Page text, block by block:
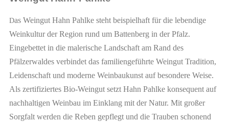
Das Weingut Hahn Pahlke steht beispielhaft für die lebendige
Weinkultur der Region rund um Battenberg in der Pfalz.
Eingebettet in die malerische Landschaft am Rand des
Pfälzerwaldes verbindet das familiengeführte Weingut Tradition,
Leidenschaft und moderne Weinbaukunst auf besondere Weise.
Als zertifiziertes Bio-Weingut setzt Hahn Pahlke konsequent auf
nachhaltigen Weinbau im Einklang mit der Natur. Mit großer
Sorgfalt werden die Reben gepflegt und die Trauben schonend